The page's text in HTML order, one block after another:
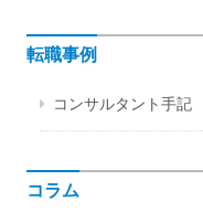
転職事例
コンサルタント手記
コラム